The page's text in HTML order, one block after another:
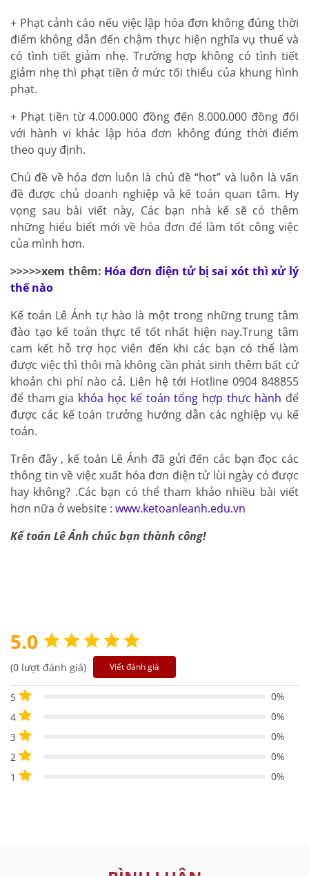
+ Phạt cảnh cáo nếu việc lập hóa đơn không đúng thời
điểm không dẫn đến chậm thực hiện nghĩa vụ thuế và
có tình tiết giảm nhẹ. Trường hợp không có tình tiết
giảm nhẹ thì phạt tiền ở mức tối thiểu của khung hình
phạt.
+ Phạt tiền từ 4.000.000 đồng đến 8.000.000 đồng đối
với hành vi khác lập hóa đơn không đúng thời điểm
theo quy định.
Chủ đề về hóa đơn luôn là chủ đề “hot” và luôn là vấn
đề được chủ doanh nghiệp và kế toán quan tâm. Hy
vọng sau bài viết này, Các bạn nhà kế sẽ có thêm
những hiểu biết mới về hóa đơn để làm tốt công việc
của mình hơn.
>>>>>xem thêm: Hóa đơn điện tử bị sai xót thì xử lý
thế nào
Kế toán Lê Ánh tự hào là một trong những trung tâm
đào tạo kế toán thực tế tốt nhất hiện nay.Trung tâm
cam kết hỗ trợ học viên đến khi các bạn có thể làm
được việc thì thôi mà không cần phát sinh thêm bất cứ
khoản chi phí nào cả. Liên hệ tới Hotline 0904 848855
để tham gia khóa học kế toán tổng hợp thực hành để
được các kế toán trưởng hướng dẫn các nghiệp vụ kế
toán.
Trên đây , kế toán Lê Ánh đã gửi đến các bạn đọc các
thông tin về việc xuất hóa đơn điện tử lùi ngày có được
hay không? .Các bạn có thể tham khảo nhiều bài viết
hơn nữa ở website : www.ketoanleanh.edu.vn
Kế toán Lê Ánh chúc bạn thành công!
5.0
(0 lượt đánh giá) Viết đánh giá
5
0%
4
0%
3
0%
2
0%
1
0%